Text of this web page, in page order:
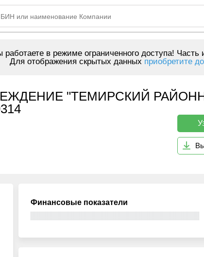
работаете в режиме ограниченного доступа!
Для отображения скрытых данных приобретите
"ТЕМИРСКИЙ
Финансовые показатели